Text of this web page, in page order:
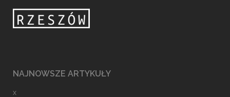
NAJNOWSZE ARTYKUŁY
x